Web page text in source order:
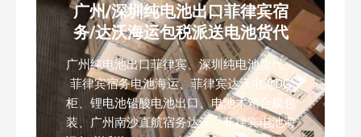
广州/深圳纯电池出口菲律宾宿
务/达沃海运包税派送电池货代
广州纯电池出口菲律宾、深圳纯电池货代、
菲律宾宿务电池海运、菲律宾达沃电池DG
柜、锂电池铅酸电池出口、电池木箱合规包
装、广州南沙直航宿务达沃、菲律宾电池海